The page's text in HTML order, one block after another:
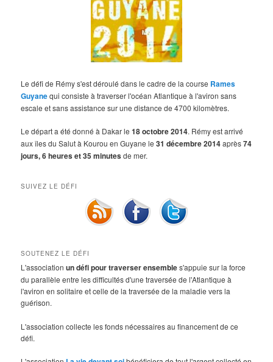
Le défi de Rémy s'est déroulé dans le cadre de la course Rames
Guyanequi consiste à traverser l'océan Atlantique à l'aviron sans
escale et sans assistance sur une distance de 4700 kilomètres.
Le départ a été donné à Dakar le18 octobre 2014. Rémy est arrivé
aux îles du Salut à Kourou en Guyane le31 décembre 2014après74
jours, 6 heures et 35 minutesde mer.
SUIVEZ LE DÉFI
SOUTENEZ LE DÉFI
L'associationun défi pour traverser ensembles'appuie sur la force
du parallèle entre les difficultés d'une traversée de l'Atlantique à
l'aviron en solitaire et celle de la traversée de la maladie vers la
guérison.
L'association collecte les fonds nécessaires au financement de ce
défi.